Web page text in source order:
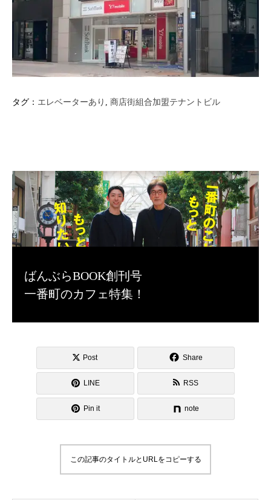
タグ： エレベーターあり , 商店街組合加盟テナントビル
ばんぶらBOOK創刊号
一番町のカフェ特集！
Post Share
LINE RSS
Pin it note
この記事のタイトルとURLをコピーする